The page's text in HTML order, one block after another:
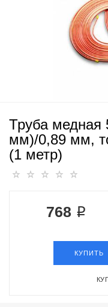
Труба медная
мм)/0,89 мм,
(1 метр)
768 ₽
КУПИТЬ